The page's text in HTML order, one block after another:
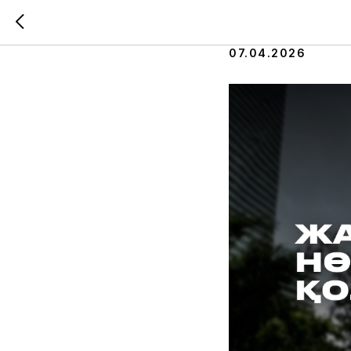
07.04.2026